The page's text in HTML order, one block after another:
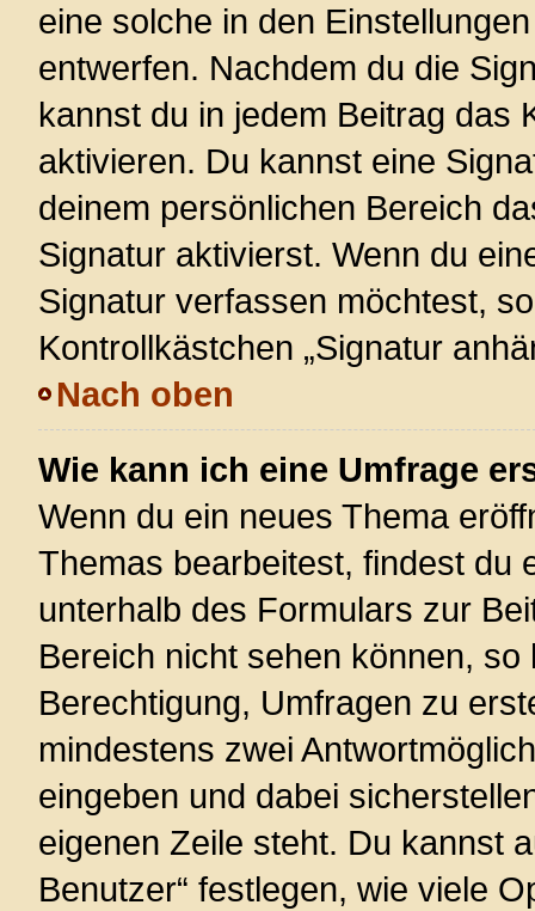
eine solche in den
entwerfen. Nachdem du die
kannst du in jedem Beitrag das
aktivieren. Du kannst eine
deinem persönlichen Bereich
Signatur aktivierst. Wenn du
Signatur verfassen möchtest,
Kontrollkästchen „Signatur
Nach oben
Wie kann ich eine Umfrage
Wenn du ein neues Thema
Themas bearbeitest, findest du
unterhalb des Formulars zur
Bereich nicht sehen können,
Berechtigung, Umfragen zu
mindestens zwei
eingeben und dabei
eigenen Zeile steht. Du kannst
Benutzer“ festlegen, wie viele